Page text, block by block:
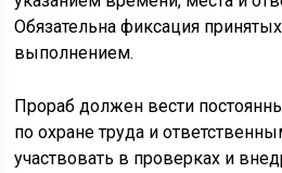
Обязательна фиксация
выполнением.
Прораб должен вести
по охране труда и
участвовать в проверках и